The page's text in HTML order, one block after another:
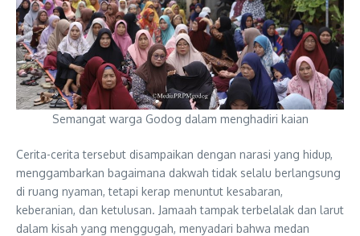
Semangat warga Godog dalam menghadiri kaian
Cerita-cerita tersebut disampaikan dengan narasi yang hidup,
menggambarkan bagaimana dakwah tidak selalu berlangsung
di ruang nyaman, tetapi kerap menuntut kesabaran,
keberanian, dan ketulusan. Jamaah tampak terbelalak dan larut
dalam kisah yang menggugah, menyadari bahwa medan